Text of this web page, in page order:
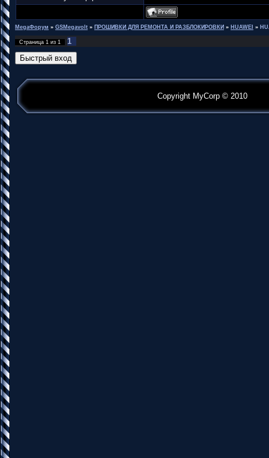
MegaФорум » GSMegavolt » ПРОШИВКИ ДЛЯ РЕМОНТА И РАЗБЛОКИРОВКИ » HUAWEI »
Страница 1 из 1 1
Copyright MyCorp © 2010